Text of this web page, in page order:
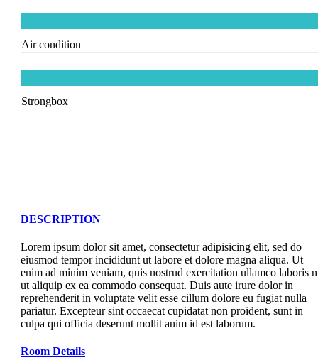
Air condition
Strongbox
DESCRIPTION
Lorem ipsum dolor sit amet, consectetur adipisicing elit, sed do
eiusmod tempor incididunt ut labore et dolore magna aliqua. Ut
enim ad minim veniam, quis nostrud exercitation ullamco laboris
ut aliquip ex ea commodo consequat. Duis aute irure dolor in
reprehenderit in voluptate velit esse cillum dolore eu fugiat nulla
pariatur. Excepteur sint occaecat cupidatat non proident, sunt in
culpa qui officia deserunt mollit anim id est laborum.
Room Details